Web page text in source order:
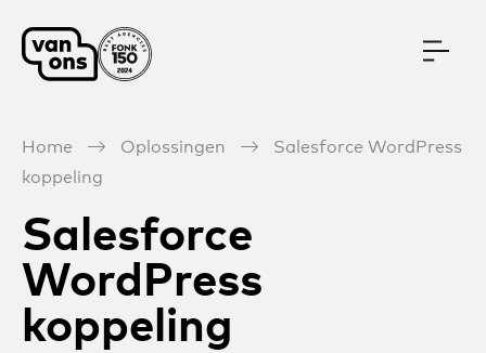
Home Oplossingen
Salesforce WordPress
koppeling
Salesforce
WordPress
koppeling